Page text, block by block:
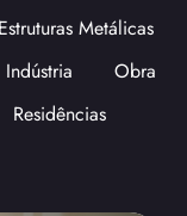
Estruturas Metálicas
Indústria
Obra
Residências